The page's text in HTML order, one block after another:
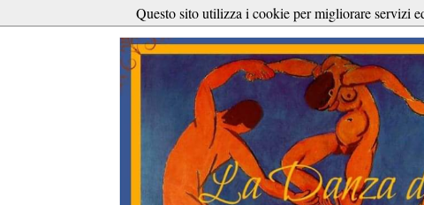
Questo sito utilizza i cookie per migliorare servizi